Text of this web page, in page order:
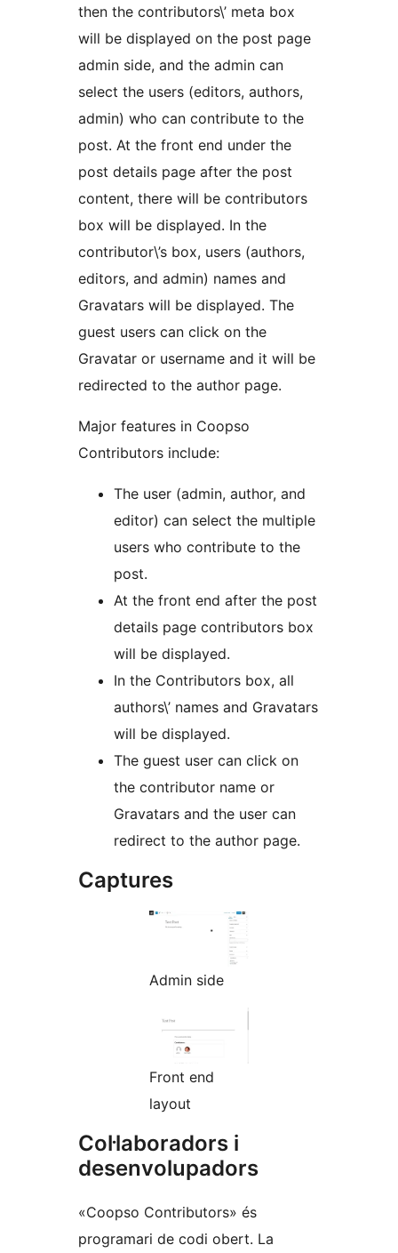
then the contributors\’ meta box
will be displayed on the post page
admin side, and the admin can
select the users (editors, authors,
admin) who can contribute to the
post. At the front end under the
post details page after the post
content, there will be contributors
box will be displayed. In the
contributor\’s box, users (authors,
editors, and admin) names and
Gravatars will be displayed. The
guest users can click on the
Gravatar or username and it will be
redirected to the author page.
Major features in Coopso
Contributors include:
The user (admin, author, and
editor) can select the multiple
users who contribute to the
post.
At the front end after the post
details page contributors box
will be displayed.
In the Contributors box, all
authors\’ names and Gravatars
will be displayed.
The guest user can click on
the contributor name or
Gravatars and the user can
redirect to the author page.
Captures
Admin side
Front end
layout
Col·laboradors i
desenvolupadors
«Coopso Contributors» és
programari de codi obert. La